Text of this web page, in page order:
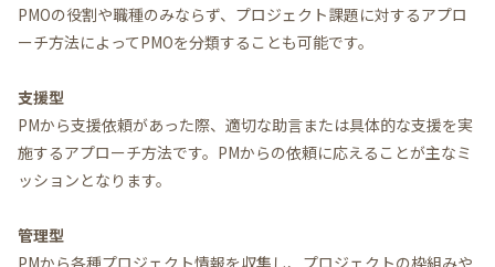
PMOの役割や職種のみならず、プロジェクト課題に対するアプロ
ーチ方法によってPMOを分類することも可能です。
支援型
PMから支援依頼があった際、適切な助言または具体的な支援を実
施するアプローチ方法です。PMからの依頼に応えることが主なミ
ッションとなります。
管理型